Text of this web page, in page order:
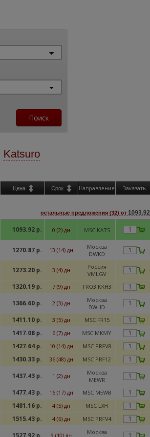
Katsuro
Цена Срок Направление Заказать
остальные предложения (32) от 1093.92
1093.92 р. 0 (2) дн MSC KATS
1270.87 р. 13 (14) дн
Москва
DWKD
1273.20 р. 3 (4) дн
Россия
VMLGV
1320.19 р. 7 (9) дн FRO3 KKH3
1366.60 р. 2 (3) дн
Москва
DWHD
1411.10 р. 3 (5) дн MSC FR15
1417.08 р. 6 (7) дн MSC MKMY
1427.64 р. 10 (14) дн MSC PRFV8
1430.33 р. 36 (48) дн MSC PRF12
1437.43 р. 1 (2) дн
Москва
MEWR
1477.43 р. 16 (17) дн MSC MEWB
1481.16 р. 4 (5) дн MSC LXH
1515.43 р. 4 (6) дн MSC PRFV4
1527.92 р. 9 (10) дн
Москва